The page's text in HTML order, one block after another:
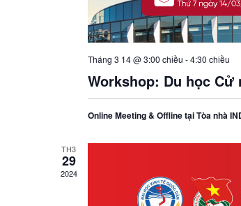
Tháng 3 14 @ 3:00 chiều -4:30 chiều
Workshop: Du học
Online Meeting & Offline tại Tòa nhà
TH3
29
2024